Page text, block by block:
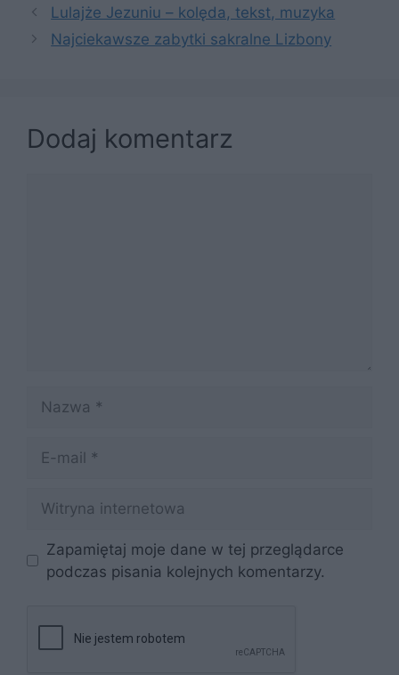
Lulajże Jezuniu – kolęda, tekst, muzyka
Najciekawsze zabytki sakralne Lizbony
Dodaj komentarz
mail
internetowa
Zapamiętaj moje dane w tej przeglądarce
podczas pisania kolejnych komentarzy.